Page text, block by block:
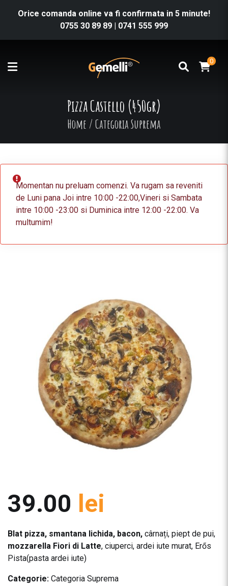
Orice comanda online va fi confirmata in 5 minute!
0755 30 89 89 | 0741 555 999
0
Pizza Castello (450gr)
Home / Categoria Suprema
Momentan nu preluam comenzi. Va rugam sa reveniti
de Luni pana Joi intre 10:00 -22:00,Vineri si Sambata
intre 10:00 -23:00 si Duminica intre 12:00 -22:00. Va
multumim!
39.00 lei
Blat pizza, smantana lichida, bacon, cârnați, piept de pui,
mozzarella Fiori di Latte, ciuperci, ardei iute murat, Erős
Pista(pasta ardei iute)
Categorie: Categoria Suprema